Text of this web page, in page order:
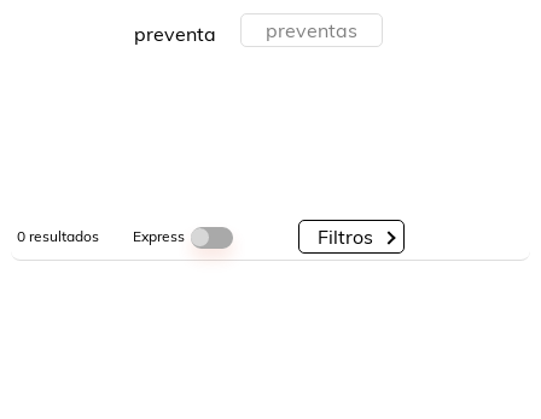
preventa preventas
0resultados Express Filtros